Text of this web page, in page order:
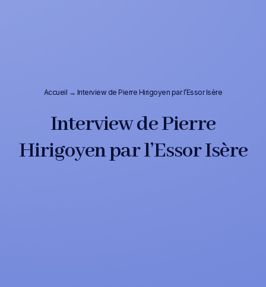
Accueil → Interview de Pierre Hirigoyen par l’Essor Isère
Interview de Pierre
Hirigoyen par l’Essor Isère